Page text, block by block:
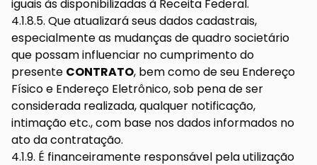
iguais às disponibilizadas à Receita Federal.
4.1.8.5. Que atualizará seus dados cadastrais,
especialmente as mudanças de quadro societário
que possam influenciar no cumprimento do
presente CONTRATO, bem como de seu Endereço
Físico e Endereço Eletrônico, sob pena de ser
considerada realizada, qualquer notificação,
intimação etc., com base nos dados informados no
ato da contratação.
4.1.9. É financeiramente responsável pela utilização